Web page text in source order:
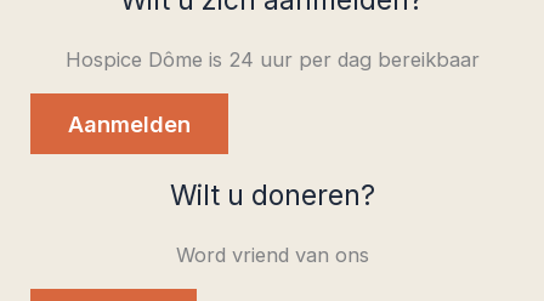
Hospice Dôme is 24 uur per dag bereikbaar
Aanmelden
Wilt u doneren?
Word vriend van ons